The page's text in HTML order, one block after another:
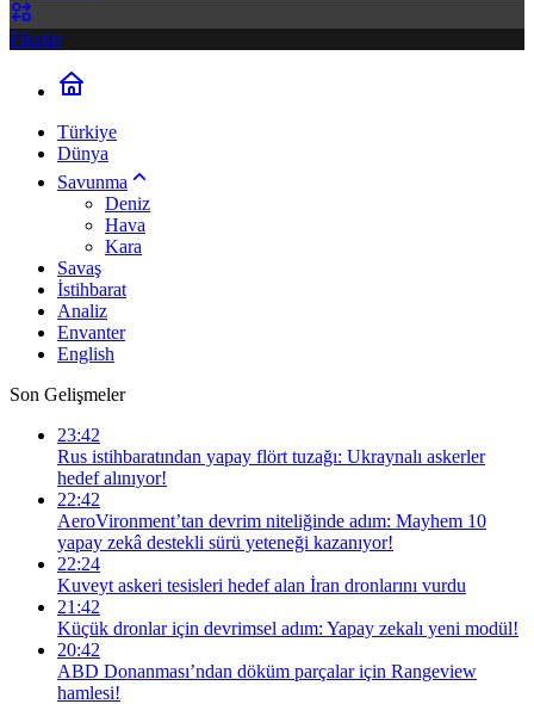
Fikstür
Türkiye
Dünya
Savunma
Deniz
Hava
Kara
Savaş
İstihbarat
Analiz
Envanter
English
Son Gelişmeler
23:42
Rus istihbaratından yapay flört tuzağı: Ukraynalı askerler
hedef alınıyor!
22:42
AeroVironment’tan devrim niteliğinde adım: Mayhem 10
yapay zekâ destekli sürü yeteneği kazanıyor!
22:24
Kuveyt askeri tesisleri hedef alan İran dronlarını vurdu
21:42
Küçük dronlar için devrimsel adım: Yapay zekalı yeni modül!
20:42
ABD Donanması’ndan döküm parçalar için Rangeview
hamlesi!